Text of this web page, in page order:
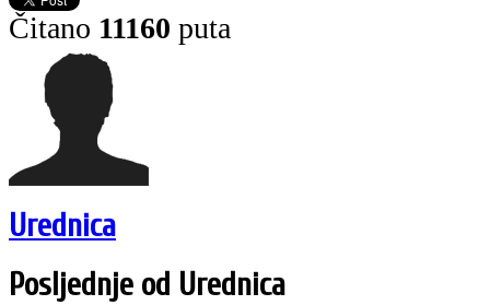
Čitano 11160 puta
Urednica
Posljednje od Urednica